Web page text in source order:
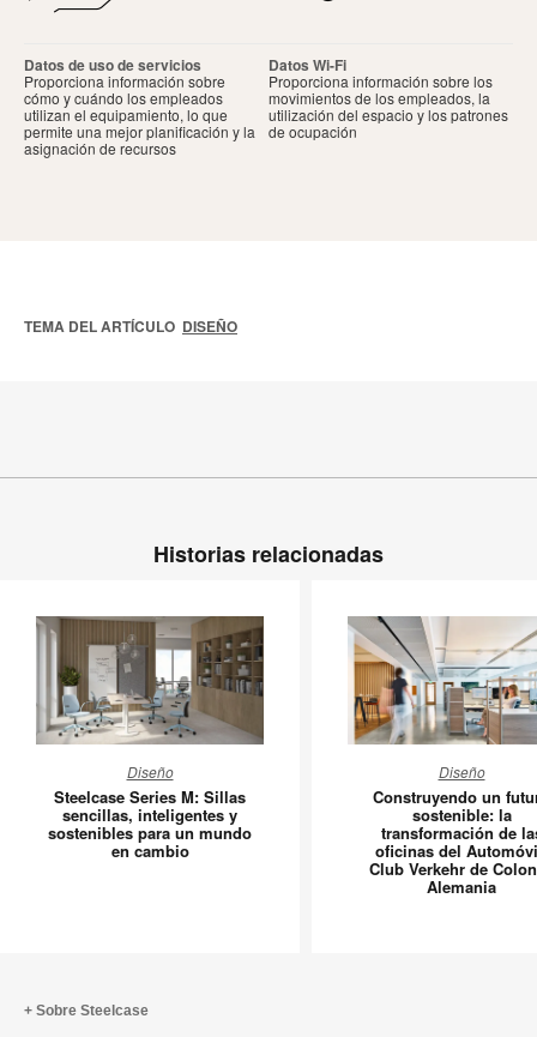
Datos de uso de servicios
Proporciona información sobre
cómo y cuándo los empleados
utilizan el equipamiento, lo que
permite una mejor planificación y la
asignación de recursos
Datos Wi-Fi
Proporciona información sobre los
movimientos de los empleados, la
utilización del espacio y los patrones
de ocupación
TEMA DEL ARTÍCULO DISEÑO
Historias relacionadas
Series
M:
Sillas
Diseño
Steelcase Series M: Sillas
sencillas, inteligentes y
sostenibles para un mundo
en cambio
un
futuro
la
Diseño
Construyendo un
sostenible: la
transformación de
oficinas del
Club Verkehr de
Alemania
Sobre Steelcase